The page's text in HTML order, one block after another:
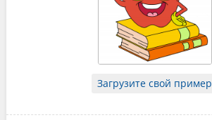
Загрузите свой пример